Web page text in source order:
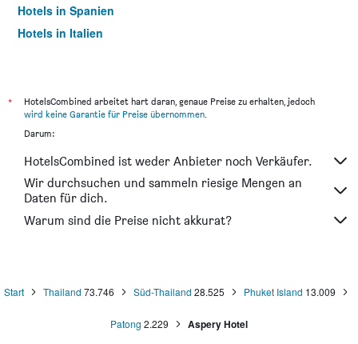
Hotels in Spanien
Hotels in Italien
*
HotelsCombined arbeitet hart daran, genaue Preise zu erhalten, jedoch
wird keine Garantie für Preise übernommen.
Darum:
HotelsCombined ist weder Anbieter noch Verkäufer.
Wir durchsuchen und sammeln riesige Mengen an
Daten für dich.
Warum sind die Preise nicht akkurat?
Start Thailand 73.746 Süd-Thailand 28.525 Phuket Island 13.009
Patong 2.229 Aspery Hotel